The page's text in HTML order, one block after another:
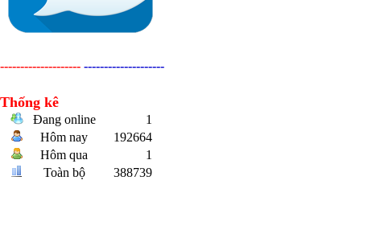
-------------------- --------------------
Thống kê
Đang online
1
Hôm nay
192664
Hôm qua
1
Toàn bộ
388739